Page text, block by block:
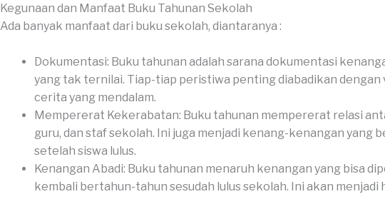
Kegunaan dan Manfaat Buku Tahunan Sekolah
Ada banyak manfaat dari buku sekolah, diantaranya :
Dokumentasi: Buku tahunan adalah sarana dokumentasi
yang tak ternilai. Tiap-tiap peristiwa penting diabadikan dengan
cerita yang mendalam.
Mempererat Kekerabatan: Buku tahunan mempererat relasi
guru, dan staf sekolah. Ini juga menjadi kenang-kenangan yang
setelah siswa lulus.
Kenangan Abadi: Buku tahunan menaruh kenangan yang bisa
kembali bertahun-tahun sesudah lulus sekolah. Ini akan menjadi